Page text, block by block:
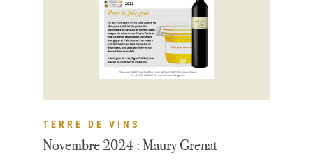
Novembre 2024 : Maury Grenat
TERRE DE VINS